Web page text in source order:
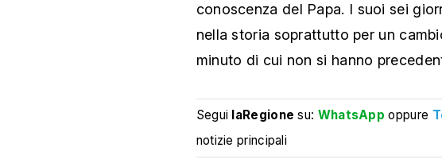
conoscenza del Papa. I suoi sei
nella storia soprattutto per un
minuto di cui non si hanno
Segui laRegione su: WhatsApp oppure
notizie principali